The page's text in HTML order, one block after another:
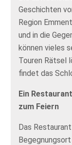
Geschichten
Region
und in die
können vieles
Touren Rätsel
findet das
Ein
zum Feiern
Das